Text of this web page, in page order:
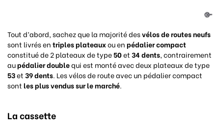
Tout d’abord, sachez que la majorité desvélos de routesneufs
sont livrés entriples plateauxou enpédalier compact
constitué de 2 plateaux de type50et34 dents, contrairement
aupédalier doublequi est monté avec deux plateaux de type
53et39 dents. Les vélos de route avec un pédalier compact
sontles plus vendus sur le marché.
La cassette